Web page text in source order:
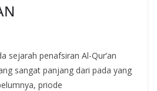
sejarah penafsiran Al-Qur’an
sangat panjang dari pada yang
priode